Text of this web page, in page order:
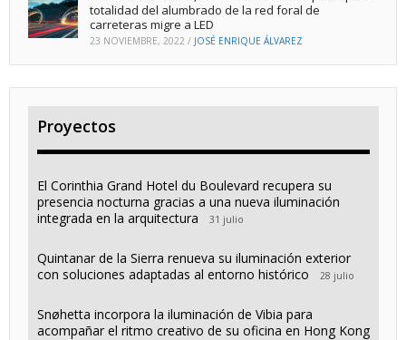
totalidad del alumbrado de la red foral de
carreteras migre a LED
23 NOVIEMBRE, 2022 / JOSÉ ENRIQUE ÁLVAREZ
Proyectos
El Corinthia Grand Hotel du Boulevard recupera su
presencia nocturna gracias a una nueva iluminación
integrada en la arquitectura
31 julio
Quintanar de la Sierra renueva su iluminación exterior
con soluciones adaptadas al entorno histórico
28 julio
Snøhetta incorpora la iluminación de Vibia para
acompañar el ritmo creativo de su oficina en Hong Kong